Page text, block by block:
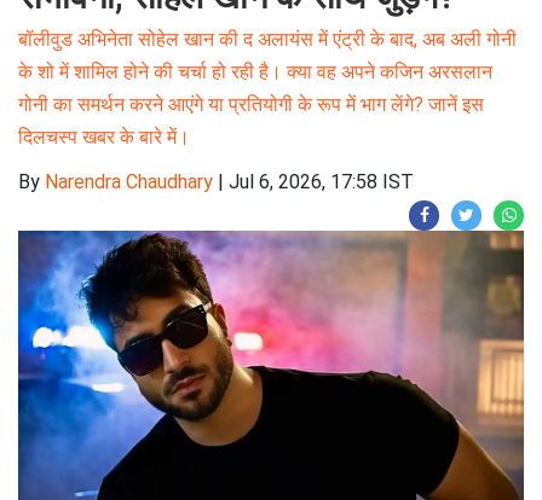
बॉलीवुड अभिनेता सोहेल खान की द अलायंस में एंट्री के बाद, अब अली गोनी
के शो में शामिल होने की चर्चा हो रही है। क्या वह अपने कजिन अरसलान
गोनी का समर्थन करने आएंगे या प्रतियोगी के रूप में भाग लेंगे? जानें इस
दिलचस्प खबर के बारे में।
By Narendra Chaudhary | Jul 6, 2026, 17:58 IST